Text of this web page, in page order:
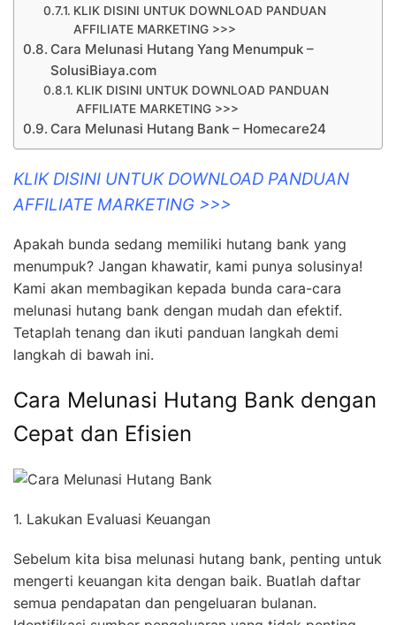
KLIK DISINI UNTUK DOWNLOAD PANDUAN
AFFILIATE MARKETING >>>
Cara Melunasi Hutang Yang Menumpuk –
SolusiBiaya.com
KLIK DISINI UNTUK DOWNLOAD PANDUAN
AFFILIATE MARKETING >>>
Cara Melunasi Hutang Bank – Homecare24
KLIK DISINI UNTUK DOWNLOAD PANDUAN
AFFILIATE MARKETING >>>
Apakah bunda sedang memiliki hutang bank yang
menumpuk? Jangan khawatir, kami punya solusinya!
Kami akan membagikan kepada bunda cara-cara
melunasi hutang bank dengan mudah dan efektif.
Tetaplah tenang dan ikuti panduan langkah demi
langkah di bawah ini.
Cara Melunasi Hutang Bank dengan
Cepat dan Efisien
1. Lakukan Evaluasi Keuangan
Sebelum kita bisa melunasi hutang bank, penting untuk
mengerti keuangan kita dengan baik. Buatlah daftar
semua pendapatan dan pengeluaran bulanan.